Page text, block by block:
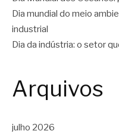
Dia mundial do meio
industrial
Dia da indústria: o setor
Arquivos
julho 2026